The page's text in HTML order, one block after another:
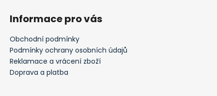
Informace pro vás
Obchodní podmínky
Podmínky ochrany osobních údajů
Reklamace a vrácení zboží
Doprava a platba